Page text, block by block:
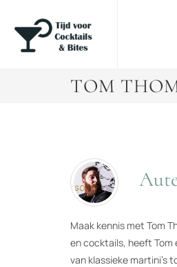
TOM
Maak kennis met Tom
en cocktails, heeft Tom
van klassieke martini's